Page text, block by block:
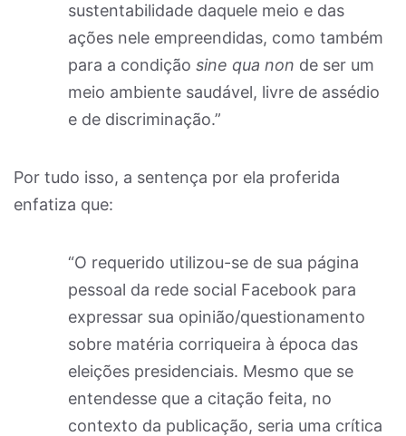
sustentabilidade daquele meio e das
ações nele empreendidas, como também
para a condição sine qua non de ser um
meio ambiente saudável, livre de assédio
e de discriminação.”
Por tudo isso, a sentença por ela proferida
enfatiza que:
“O requerido utilizou-se de sua página
pessoal da rede social Facebook para
expressar sua opinião/questionamento
sobre matéria corriqueira à época das
eleições presidenciais. Mesmo que se
entendesse que a citação feita, no
contexto da publicação, seria uma crítica